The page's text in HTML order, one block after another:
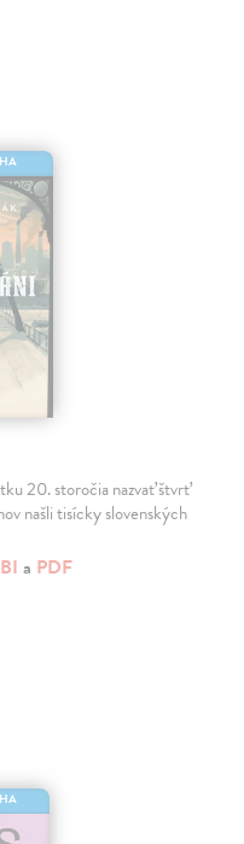
20. storočia nazvať štvrť
našli tisícky slovenských
a PDF